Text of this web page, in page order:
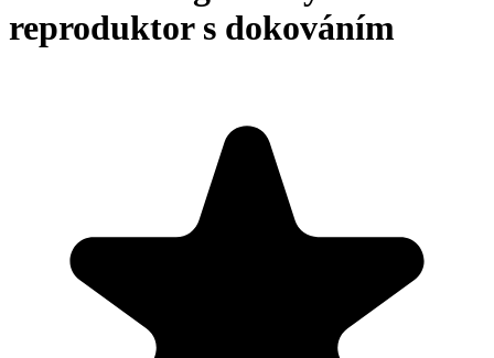
reproduktor s dokováním